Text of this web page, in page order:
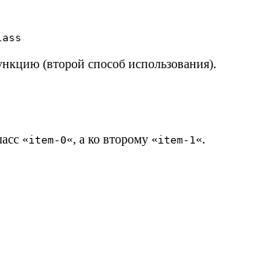
(второй способ использования).
«item-0«, а ко второму «item-1 «.